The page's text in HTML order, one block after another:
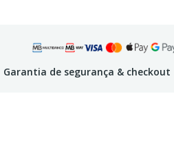
Garantia de segurança & checkout